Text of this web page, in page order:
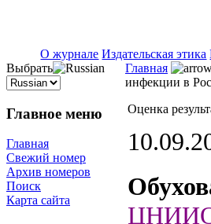
О журнале Издательская этика
Выбрать
Главное меню
Главная
Свежий номер
Архив номеров
Поиск
Карта сайта
Главная
инфекции в
Оценка